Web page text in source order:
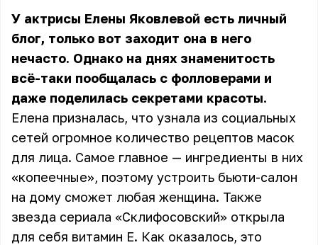
У актрисы Елены Яковлевой есть личный
блог, только вот заходит она в него
нечасто. Однако на днях знаменитость
всё-таки пообщалась с фолловерами и
даже поделилась секретами красоты.
Елена призналась, что узнала из социальных
сетей огромное количество рецептов масок
для лица. Самое главное — ингредиенты в них
«копеечные», поэтому устроить бьюти-салон
на дому сможет любая женщина. Также
звезда сериала «Склифосовский» открыла
для себя витамин Е. Как оказалось, это